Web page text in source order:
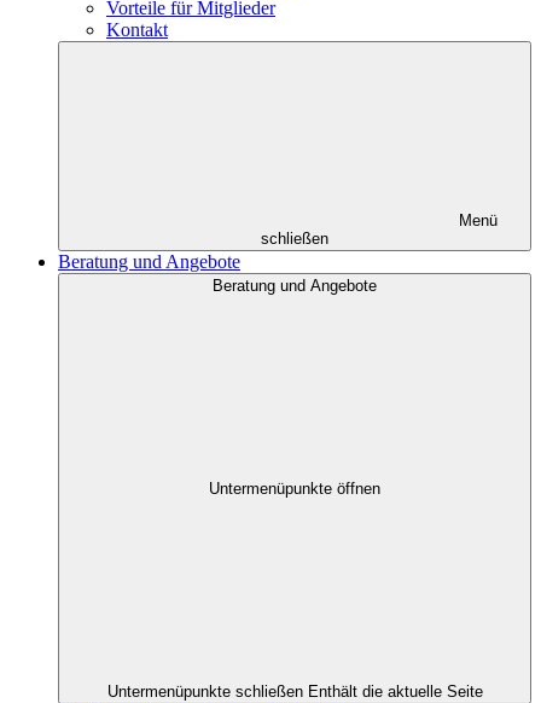
Vorteile für Mitglieder
Kontakt
Menü
schließen
Beratung und Angebote
Beratung und Angebote
Untermenüpunkte öffnen
Untermenüpunkte schließen Enthält die aktuelle Seite